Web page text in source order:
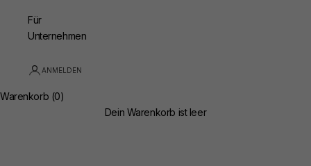
Für
Unternehmen
ANMELDEN
Warenkorb (0)
Dein Warenkorb ist leer